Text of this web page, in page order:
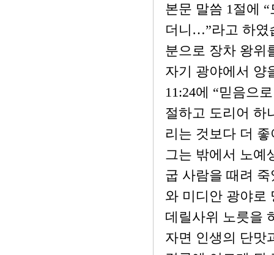
본문 말씀 1절에
더니…”라고 하였
분으로 장차 왕위
자기 광야에서 양
11:24에 “믿음으
절하고 도리어 하
리는 것보다 더
그는 밖에서 노예
굽 사람을 때려
와 미디안 광야로
데릴사위 노릇을
자면 인생의 단맛